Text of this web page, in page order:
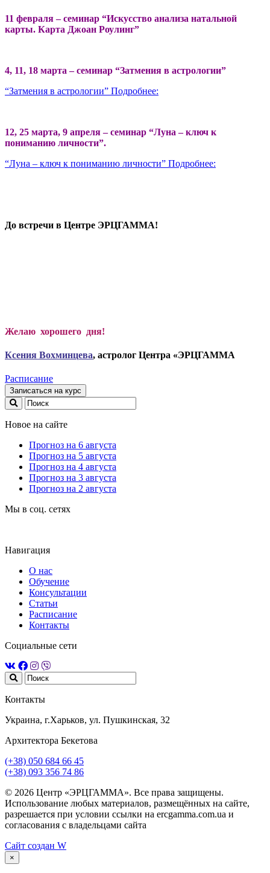
11 февраля – семинар “Искусство анализа натальной
карты. Карта Джоан Роулинг”
4, 11, 18 марта – семинар “Затмения в астрологии”
“Затмения в астрологии” Подробнее:
12, 25 марта, 9 апреля – семинар “Луна – ключ к
пониманию личности”.
“Луна – ключ к пониманию личности” Подробнее:
До встречи в Центре ЭРЦГАММА!
Желаю хорошего дня!
Ксения Вохминцева, астролог Центра «ЭРЦГАММА
Расписание
Записаться на курс
Новое на сайте
Прогноз на 6 августа
Прогноз на 5 августа
Прогноз на 4 августа
Прогноз на 3 августа
Прогноз на 2 августа
Мы в соц. сетях
Навигация
О нас
Обучение
Консультации
Статьи
Расписание
Контакты
Социальные сети
Контакты
Украина, г.Харьков, ул. Пушкинская, 32
Архитектора Бекетова
(+38) 050 684 66 45
(+38) 093 356 74 86
© 2026 Центр «ЭРЦГАММА». Все права защищены.
Использование любых материалов, размещённых на сайте,
разрешается при условии ссылки на ercgamma.com.ua и
согласования с владельцами сайта
Сайт создан W
×